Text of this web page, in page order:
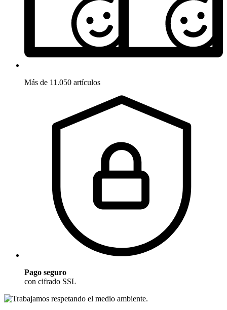
Más de 11.050 artículos
Pago seguro
con cifrado SSL